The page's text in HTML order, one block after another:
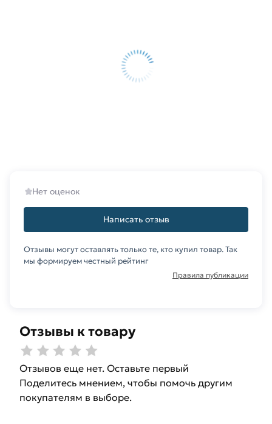
Отзывы к товару
Отзывов еще нет. Оставьте первый
Поделитесь мнением, чтобы помочь другим
покупателям в выборе.
Нет оценок
Написать отзыв
Отзывы могут оставлять только те, кто купил товар. Так
мы формируем честный рейтинг
Правила публикации